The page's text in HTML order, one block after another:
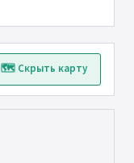
🗺 Скрыть карту